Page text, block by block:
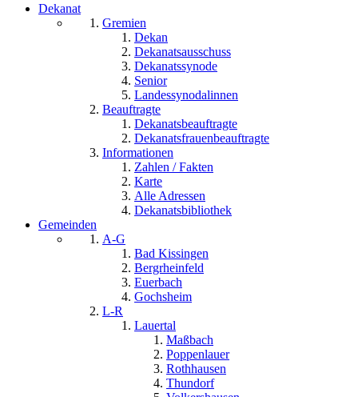
Dekanat
Gremien
Dekan
Dekanatsausschuss
Dekanatssynode
Senior
Landessynodalinnen
Beauftragte
Dekanatsbeauftragte
Dekanatsfrauenbeauftragte
Informationen
Zahlen / Fakten
Karte
Alle Adressen
Dekanatsbibliothek
Gemeinden
A-G
Bad Kissingen
Bergrheinfeld
Euerbach
Gochsheim
L-R
Lauertal
Maßbach
Poppenlauer
Rothhausen
Thundorf